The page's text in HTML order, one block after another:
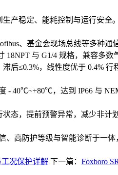
稳定、能耗控制与运行安全
、基金会现场总线等多种
与 G1/4 规格，兼容多数
后≤0.3%，线性度优于 0.4%
- 40℃~+80℃，达到 IP66 与
态，提前预警异常，减少非
、高防护等级与智能诊断于一
工况保护详解 下一篇： Foxboro